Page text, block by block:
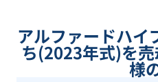
アルファードハイ
ち(2023年式)を
様